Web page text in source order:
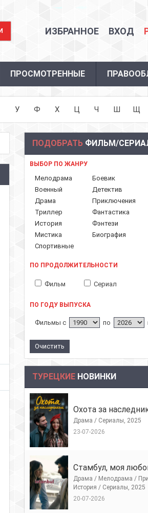
ИЗБРАННОЕ ВХОД
ПРОСМОТРЕННЫЕ
У Ф Х Ц Ч Ш Щ
ПОДОБРАТЬ ФИЛЬМ/
ВЫБОР ПО ЖАНРУ
Мелодрама Боевик
Военный
Детектив
Драма
Приключения
Триллер
Фантастика
История
Фэнтези
Мистика
Биография
Спортивные
ПО ПРОДОЛЖИТЕЛЬНОСТИ
Фильм Сериал
ПО ГОДУ ВЫПУСКА
Фильмы с по
ТУРЕЦКИЕ НОВИНКИ
Охота за
Драма / Сериалы, 2025
23-07-2026
Стамбул, моя
Драма / Мелодрама /
История / Сериалы, 2025
20-07-2026